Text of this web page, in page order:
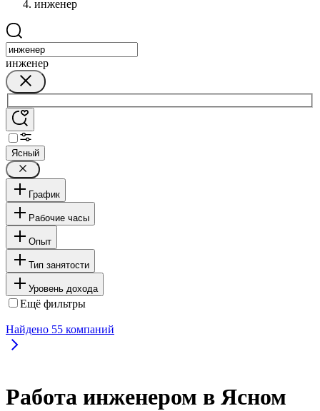
инженер
инженер
Ясный
График
Рабочие часы
Опыт
Тип занятости
Уровень дохода
Ещё фильтры
Найдено 55 компаний
Работа инженером в Ясном